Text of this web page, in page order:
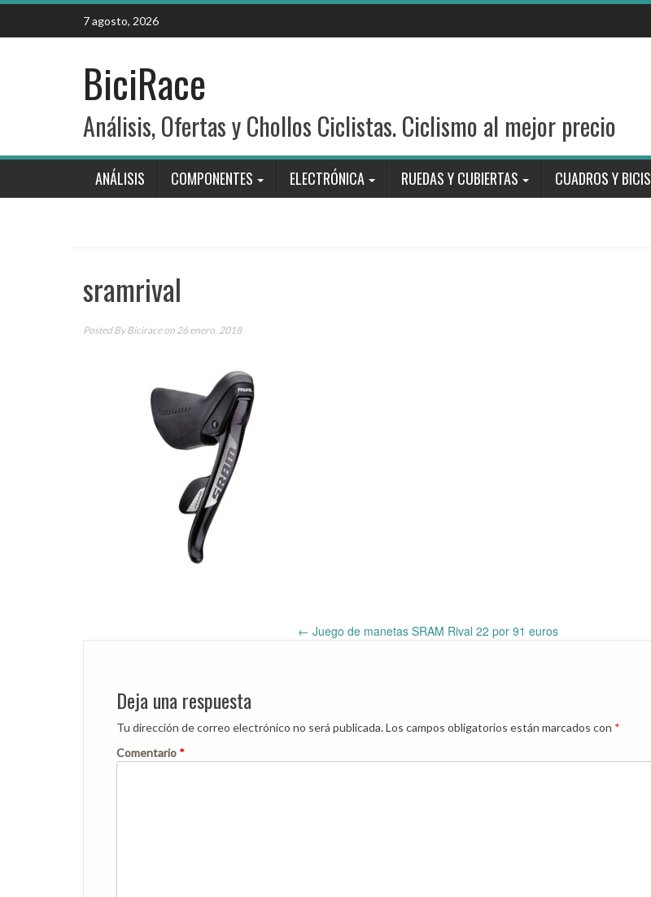
Skip
content
7 agosto, 2026
BiciRace
Análisis, Ofertas y Chollos Ciclistas. Ciclismo al mejor precio
ANÁLISIS COMPONENTES ELECTRÓNICA RUEDAS Y CUBIERTAS CUADROS Y BICIS
sramrival
Posted ByBiciraceon 26 enero, 2018
Post
navigation
← Juego de manetas SRAM Rival 22 por 91 euros
Deja una respuesta
Tu dirección de correo electrónico no será publicada.Los campos obligatorios están marcados con *
Comentario *